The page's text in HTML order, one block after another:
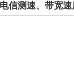
信测速、带宽